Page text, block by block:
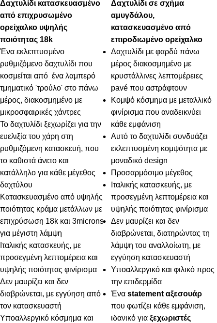
Δαχτυλίδι κατασκευασμένο
από επιχρυσωμένο
ορείχαλκο υψηλής
ποιότητας 18k
Ένα εκλεπτυσμένο
ρυθμιζόμενο δαχτυλίδι που
κοσμείται από ένα λαμπερό
τμηματικό 'τρούλο' στο πάνω
μέρος, διακοσμημένο με
μικροσφαιρικές χάντρες
Το δαχτυλίδι ξεχωρίζει για την
ευελιξία του χάρη στη
ρυθμιζόμενη κατασκευή, που
το καθιστά άνετο και
κατάλληλο για κάθε μέγεθος
δαχτύλου
Κατασκευασμένο από υψηλής
ποιότητας κράμα μετάλλων με
επιχρύσωση 18k και 3microns
για μέγιστη λάμψη
Ιταλικής κατασκευής, με
προσεγμένη λεπτομέρεια και
υψηλής ποιότητας φινίρισμα
Δεν μαυρίζει και δεν
διαβρώνεται, με εγγύηση από
τον κατασκευαστή
Υποαλλεργικό κόσμημα και
Δαχτυλίδι σε σχήμα
αμυγδάλου,
κατασκευασμένο από
επιροδιωμένο ορείχαλκο
Δαχτυλίδι με φαρδύ πάνω
μέρος διακοσμημένο με
κρυστάλλινες λεπτομέρειες
pavé που αστράφτουν
Κομψό κόσμημα με μεταλλικό
φινίρισμα που αναδεικνύει
κάθε εμφάνιση
Αυτό το δαχτυλίδι συνδυάζει
εκλεπτυσμένη κομψότητα με
μοναδικό design
Προσαρμόσιμο μέγεθος
Ιταλικής κατασκευής, με
προσεγμένη λεπτομέρεια και
υψηλής ποιότητας φινίρισμα
Δεν μαυρίζει και δεν
διαβρώνεται, διατηρώντας τη
λάμψη του αναλλοίωτη, με
εγγύηση κατασκευαστή
Υποαλλεργικό και φιλικό προς
την επιδερμίδα
Ένα statement αξεσουάρ
που φωτίζει κάθε εμφάνιση,
ιδανικό για ξεχωριστές